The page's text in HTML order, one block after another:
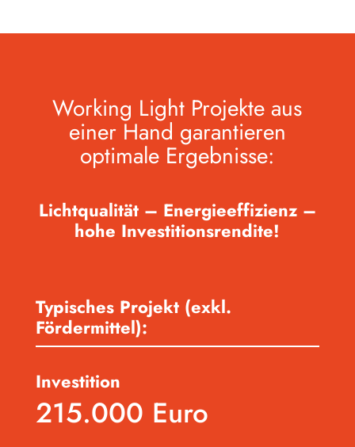
Working Light Projekte aus
einer Hand garantieren
optimale Ergebnisse:
Lichtqualität – Energieeffizienz –
hohe Investitionsrendite!
Typisches Projekt (exkl.
Fördermittel):
Investition
215.000 Euro